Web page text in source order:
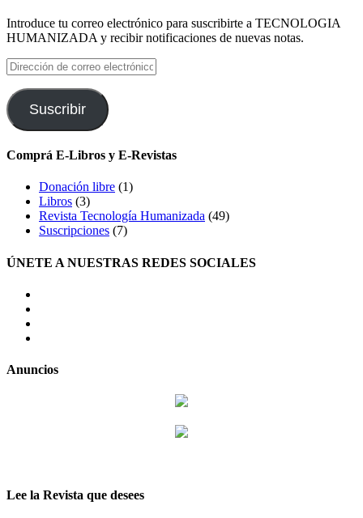
Introduce tu correo electrónico para suscribirte a TECNOLOGIA
HUMANIZADA y recibir notificaciones de nuevas notas.
Dirección
de
correo
electrónico
Suscribir
Comprá E-Libros y E-Revistas
Donación libre (1)
Libros (3)
Revista Tecnología Humanizada (49)
Suscripciones (7)
ÚNETE A NUESTRAS REDES SOCIALES
Anuncios
Lee la Revista que desees